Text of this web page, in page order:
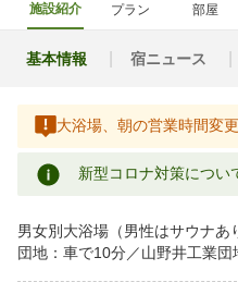
施設紹介 プラン 部屋
基本情報 宿ニュース
大浴場、朝の営業時間変
新型コロナ対策につい
男女別大浴場（男性はサウナ
団地：車で10分／山野井工業団